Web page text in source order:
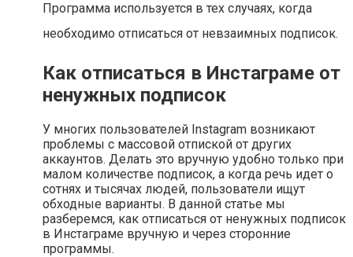
Программа используется в тех случаях, когда
необходимо отписаться от невзаимных подписок.
Как отписаться в Инстаграме от
ненужных подписок
У многих пользователей Instagram возникают
проблемы с массовой отпиской от других
аккаунтов. Делать это вручную удобно только при
малом количестве подписок, а когда речь идет о
сотнях и тысячах людей, пользователи ищут
обходные варианты. В данной статье мы
разберемся, как отписаться от ненужных подписок
в Инстаграме вручную и через сторонние
программы.